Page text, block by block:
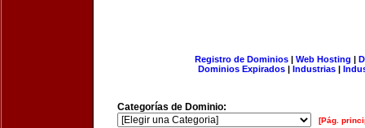
Registro de Dominios| Web Hosting |
Dominios Expirados | Industrias |
Categorías de Dominio:
[Pág.